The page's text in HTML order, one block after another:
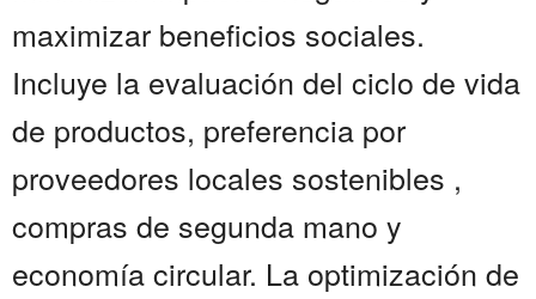
maximizar beneficios sociales.
Incluye la evaluación del ciclo de vida
de productos, preferencia por
proveedores locales sostenibles ,
compras de segunda mano y
economía circular. La optimización de